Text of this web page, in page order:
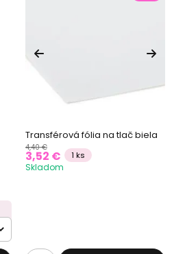
Transférová fólia na tlač biela
4,40 €
3,52 € 1 ks
Skladom